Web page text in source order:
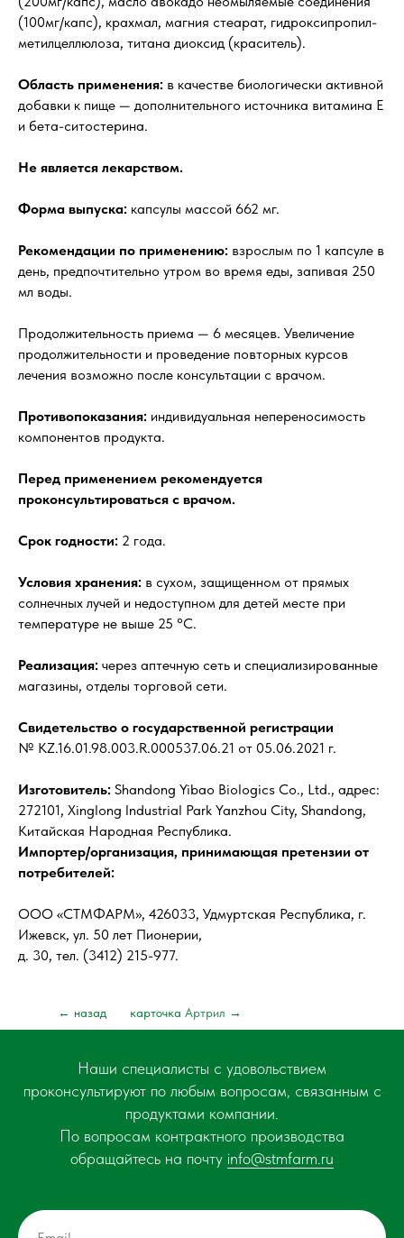
(100мг/капс), крахмал, магния стеарат, гидроксипропил-
метилцеллюлоза, титана диоксид (краситель).
Область применения: в качестве биологически активной
добавки к пище — дополнительного источника витамина Е
и бета-ситостерина.
Не является лекарством.
Форма выпуска: капсулы массой 662 мг.
Рекомендации по применению: взрослым по 1 капсуле в
день, предпочтительно утром во время еды, запивая 250
мл воды.
Продолжительность приема — 6 месяцев. Увеличение
продолжительности и проведение повторных курсов
лечения возможно после консультации с врачом.
Противопоказания: индивидуальная непереносимость
компонентов продукта.
Перед применением рекомендуется
проконсультироваться с врачом.
Срок годности: 2 года.
Условия хранения: в сухом, защищенном от прямых
солнечных лучей и недоступном для детей месте при
температуре не выше 25 °С.
Реализация: через аптечную сеть и специализированные
магазины, отделы торговой сети.
Свидетельство о государственной регистрации
№ KZ.16.01.98.003.R.000537.06.21 от 05.06.2021 г.
Изготовитель: Shandong Yibao Biologics Co., Ltd., адрес:
272101, Xinglong Industrial Park Yanzhou City, Shandong,
Китайская Народная Республика.
Импортер/организация, принимающая претензии от
потребителей:
ООО «СТМФАРМ», 426033, Удмуртская Республика, г.
Ижевск, ул. 50 лет Пионерии,
д. 30, тел. (3412) 215-977.
карточка Артрил →
← назад
Наши специалисты с удовольствием
проконсультируют по любым вопросам, связанным с
продуктами компании.
По вопросам контрактного производства
обращайтесь на почту info@stmfarm.ru